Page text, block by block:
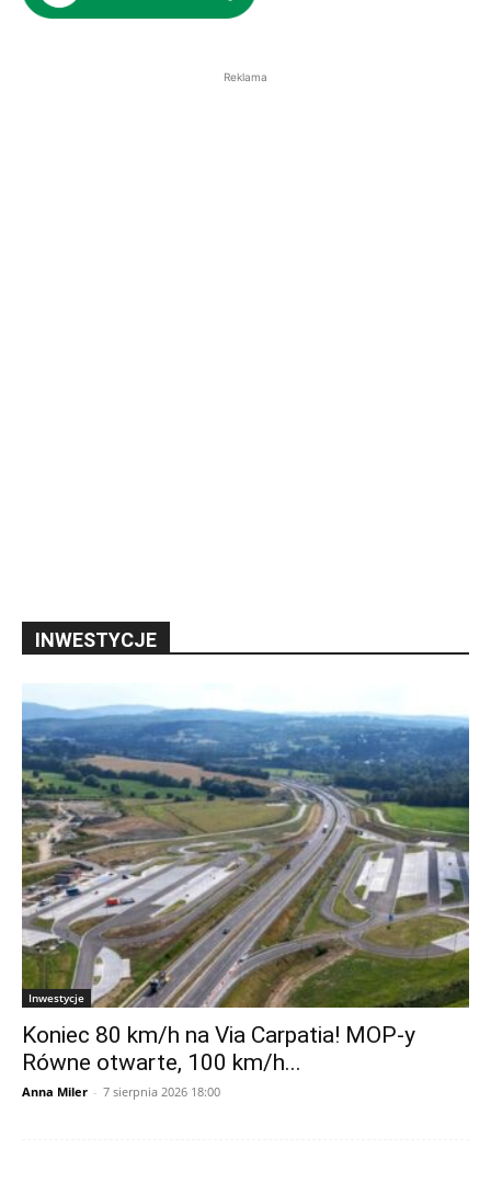
Reklama
INWESTYCJE
Inwestycje
Koniec 80 km/h na Via Carpatia! MOP-y
Równe otwarte, 100 km/h...
Anna Miler - 7 sierpnia 2026 18:00